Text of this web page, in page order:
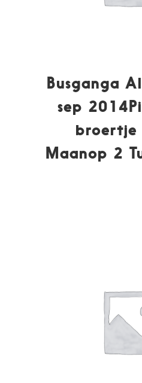
Busganga
sep
broertje
Maanop 2